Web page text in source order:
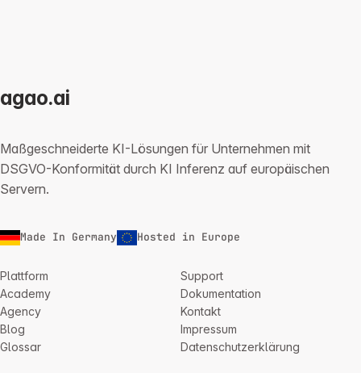
agao.ai
Maßgeschneiderte KI-Lösungen für Unternehmen mit
DSGVO-Konformität durch KI Inferenz auf europäischen
Servern.
Made In Germany Hosted in Europe
Plattform
Academy
Agency
Blog
Glossar
Support
Dokumentation
Kontakt
Impressum
Datenschutzerklärung